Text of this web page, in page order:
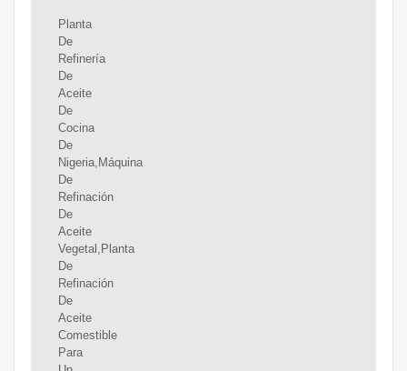
Planta
De
Refinería
De
Aceite
De
Cocina
De
Nigeria,Máquina
De
Refinación
De
Aceite
Vegetal,Planta
De
Refinación
De
Aceite
Comestible
Para